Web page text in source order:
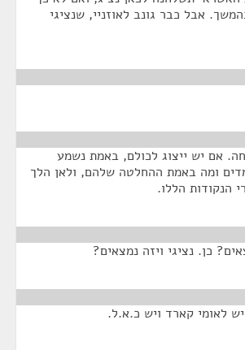
אבל כבר גונב לאוזניי, שנציגי
אם יש ייצוג לכולם, באמת נשמע
ומה באמת ההחלטה שלהם, ולאן הלך
הנקודות הללו.
כן. נציגי ויזה נמצאים?
לאומי קארד ויש כ.א.ל.